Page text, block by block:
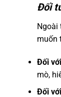
Đối
Ngoài
muốn
Đối
mò,
Đối